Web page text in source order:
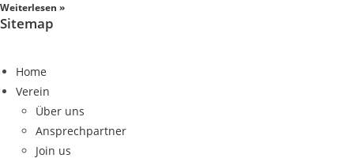
Weiterlesen »
Sitemap
Home
Verein
Über uns
Ansprechpartner
Join us